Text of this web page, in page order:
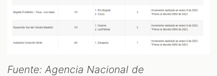
Fuente: Agencia Nacional de